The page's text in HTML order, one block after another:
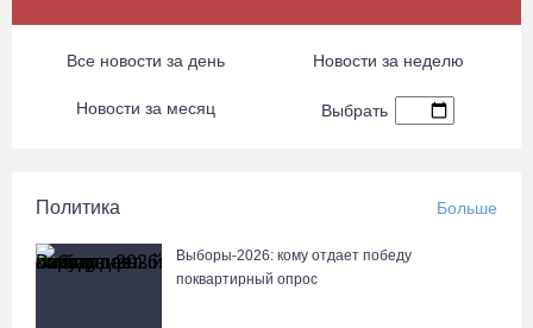
Все новости за день Новости за неделю
Новости за месяц Выбрать
Политика Больше
Выборы-2026: кому отдает победу
поквартирный опрос